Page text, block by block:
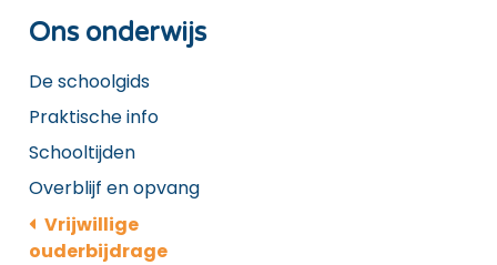
Ons onderwijs
De schoolgids
Praktische info
Schooltijden
Overblijf en opvang
Vrijwillige
ouderbijdrage